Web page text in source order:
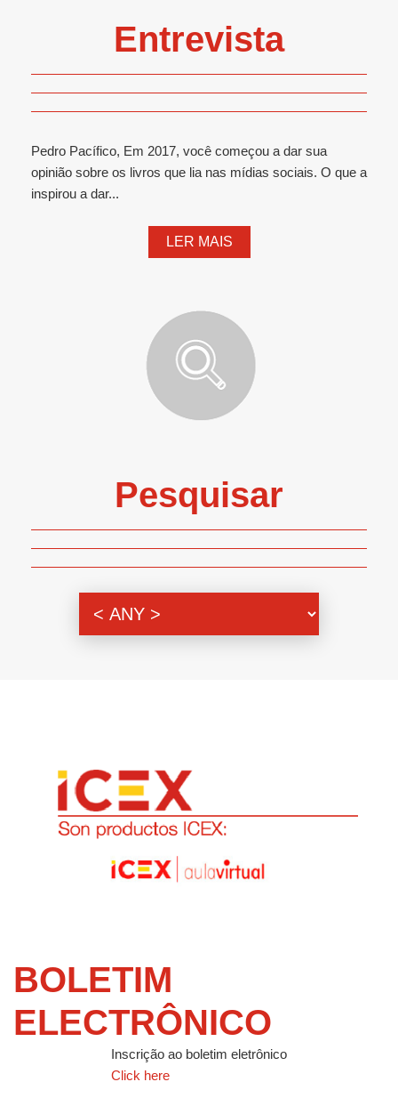
Entrevista
Pedro Pacífico, Em 2017, você começou a dar sua
opinião sobre os livros que lia nas mídias sociais. O que a
inspirou a dar...
LER MAIS
Pesquisar
BOLETIM
ELECTRÔNICO
Inscrição ao boletim eletrônico
Click here